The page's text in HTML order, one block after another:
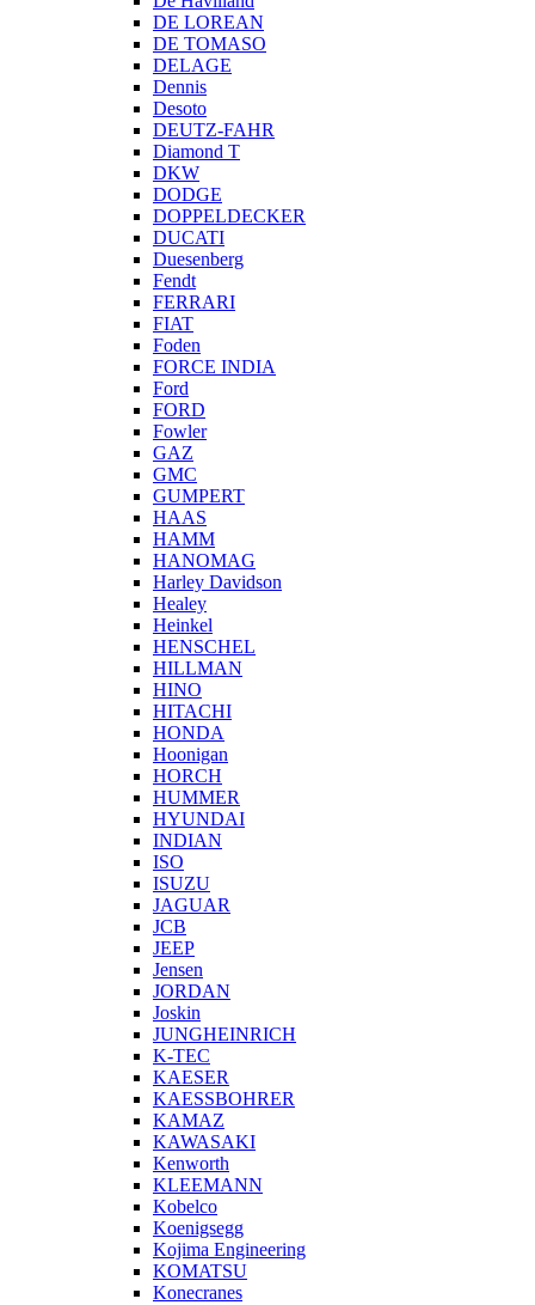
DE LOREAN
DE TOMASO
DELAGE
Dennis
Desoto
DEUTZ-FAHR
Diamond T
DKW
DODGE
DOPPELDECKER
DUCATI
Duesenberg
Fendt
FERRARI
FIAT
Foden
FORCE INDIA
Ford
FORD
Fowler
GAZ
GMC
GUMPERT
HAAS
HAMM
HANOMAG
Harley Davidson
Healey
Heinkel
HENSCHEL
HILLMAN
HINO
HITACHI
HONDA
Hoonigan
HORCH
HUMMER
HYUNDAI
INDIAN
ISO
ISUZU
JAGUAR
JCB
JEEP
Jensen
JORDAN
Joskin
JUNGHEINRICH
K-TEC
KAESER
KAESSBOHRER
KAMAZ
KAWASAKI
Kenworth
KLEEMANN
Kobelco
Koenigsegg
Kojima Engineering
KOMATSU
Konecranes